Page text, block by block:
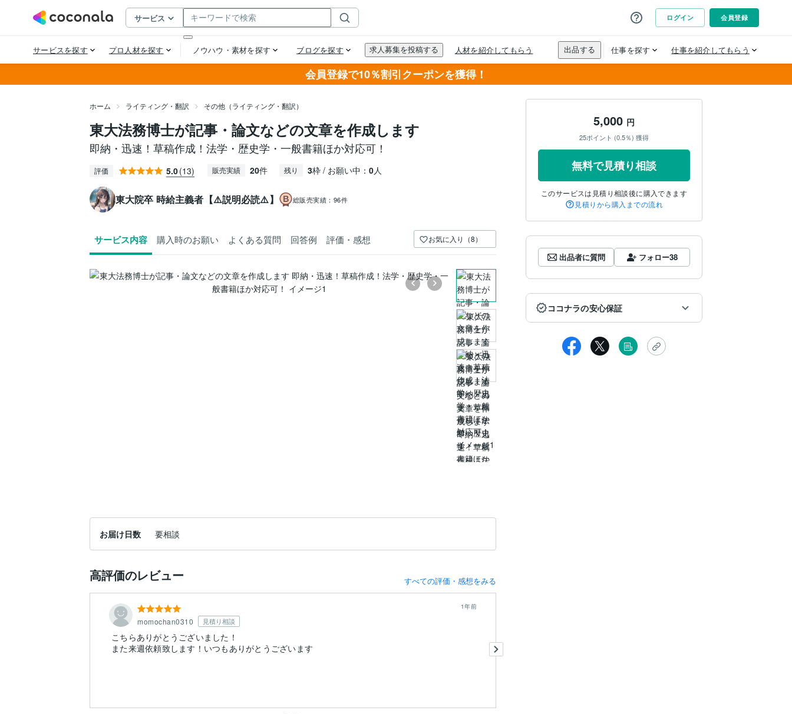
会員登録で10％割引クーポンを獲得！
ホーム ライティング・翻訳 その他（ライティング・翻訳）
東大法務博士が記事・論文などの文章を作成します
即納・迅速！草稿作成！法学・歴史学・一般書籍ほか対応可！
評価 5.0(13) 販売実績 20件 残り 3枠 / お願い中： 0人
東大院卒 時給主義者【⚠️説明必読⚠️】 総販売実績： 96件
サービス内容 購入時のお願い よくある質問 回答例 評価・感想 お気に入り（8）
お届け日数 要相談
高評価のレビュー すべての評価・感想をみる
momochan0310 見積り相談
1年前
こちらありがとうございました！
また来週依頼致します！いつもありがとうございます
5,000 円
25ポイント (0.5％) 獲得
無料で見積り相談
このサービスは見積り相談後に購入できます
見積りから購入までの流れ
出品者に質問 フォロー38
ココナラの安心保証